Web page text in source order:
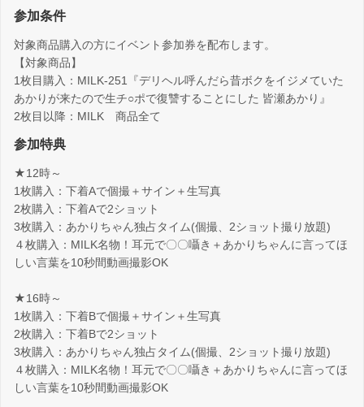
参加条件
対象商品購入の方にイベント参加券を配布します。
【対象商品】
1枚目購入：MILK-251『デリヘル呼んだら昔ボクをイジメていた
あかりが来たので生チ○ポで復讐することにした 皆瀬あかり』
2枚目以降：MILK 商品全て
参加特典
★12時～
1枚購入：下着Aで個撮＋サイン＋生写真
2枚購入：下着Aで2ショット
3枚購入：あかりちゃん独占タイム(個撮、2ショット撮り放題)
４枚購入：MILK名物！耳元で〇〇囁き＋あかりちゃんに言ってほ
しい言葉を10秒間動画撮影OK
★16時～
1枚購入：下着Bで個撮＋サイン＋生写真
2枚購入：下着Bで2ショット
3枚購入：あかりちゃん独占タイム(個撮、2ショット撮り放題)
４枚購入：MILK名物！耳元で〇〇囁き＋あかりちゃんに言ってほ
しい言葉を10秒間動画撮影OK